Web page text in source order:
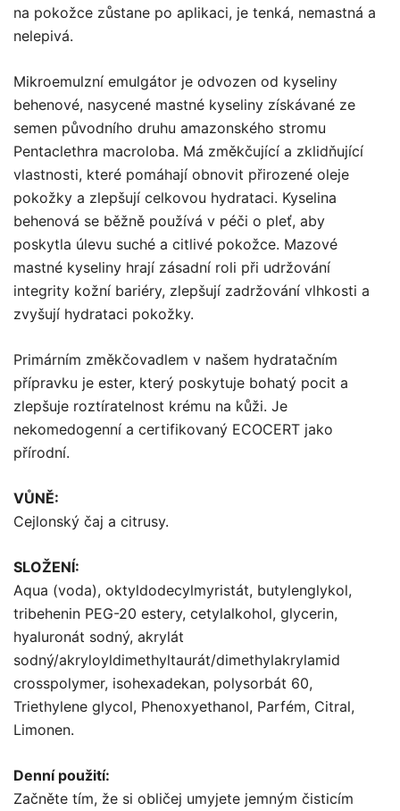
na pokožce zůstane po aplikaci, je tenká, nemastná a
nelepivá.
Mikroemulzní emulgátor je odvozen od kyseliny
behenové, nasycené mastné kyseliny získávané ze
semen původního druhu amazonského stromu
Pentaclethra macroloba. Má změkčující a zklidňující
vlastnosti, které pomáhají obnovit přirozené oleje
pokožky a zlepšují celkovou hydrataci. Kyselina
behenová se běžně používá v péči o pleť, aby
poskytla úlevu suché a citlivé pokožce. Mazové
mastné kyseliny hrají zásadní roli při udržování
integrity kožní bariéry, zlepšují zadržování vlhkosti a
zvyšují hydrataci pokožky.
Primárním změkčovadlem v našem hydratačním
přípravku je ester, který poskytuje bohatý pocit a
zlepšuje roztíratelnost krému na kůži. Je
nekomedogenní a certifikovaný ECOCERT jako
přírodní.
VŮNĚ:
Cejlonský čaj a citrusy.
SLOŽENÍ:
Aqua (voda), oktyldodecylmyristát, butylenglykol,
tribehenin PEG-20 estery, cetylalkohol, glycerin,
hyaluronát sodný, akrylát
sodný/akryloyldimethyltaurát/dimethylakrylamid
crosspolymer, isohexadekan, polysorbát 60,
Triethylene glycol, Phenoxyethanol, Parfém, Citral,
Limonen.
Denní použití:
Začněte tím, že si obličej umyjete jemným čisticím